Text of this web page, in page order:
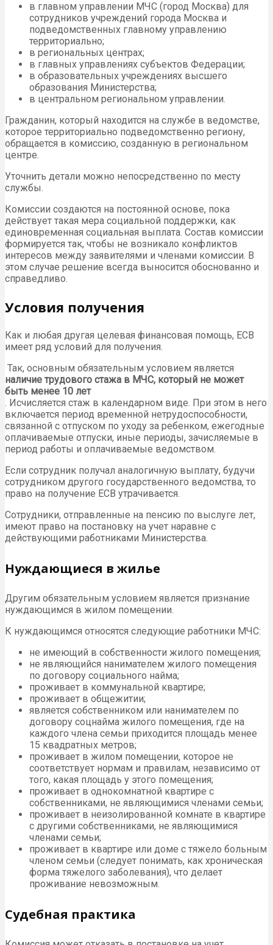
в главном управлении МЧС (город Москва) для
сотрудников учреждений города Москва и
подведомственных главному управлению
территориально;
в региональных центрах;
в главных управлениях субъектов Федерации;
в образовательных учреждениях высшего
образования Министерства;
в центральном региональном управлении.
Гражданин, который находится на службе в ведомстве,
которое территориально подведомственно региону,
обращается в комиссию, созданную в региональном
центре.
Уточнить детали можно непосредственно по месту
службы.
Комиссии создаются на постоянной основе, пока
действует такая мера социальной поддержки, как
единовременная социальная выплата. Состав комиссии
формируется так, чтобы не возникало конфликтов
интересов между заявителями и членами комиссии. В
этом случае решение всегда выносится обоснованно и
справедливо.
Условия получения
Как и любая другая целевая финансовая помощь, ЕСВ
имеет ряд условий для получения.
Так, основным обязательным условием является
наличие трудового стажа в МЧС, который не может
быть менее 10 лет
. Исчисляется стаж в календарном виде. При этом в него
включается период временной нетрудоспособности,
связанной с отпуском по уходу за ребенком, ежегодные
оплачиваемые отпуски, иные периоды, зачисляемые в
период работы и оплачиваемые ведомством.
Если сотрудник получал аналогичную выплату, будучи
сотрудником другого государственного ведомства, то
право на получение ЕСВ утрачивается.
Сотрудники, отправленные на пенсию по выслуге лет,
имеют право на постановку на учет наравне с
действующими работниками Министерства.
Нуждающиеся в жилье
Другим обязательным условием является признание
нуждающимся в жилом помещении.
К нуждающимся относятся следующие работники МЧС:
не имеющий в собственности жилого помещения;
не являющийся нанимателем жилого помещения
по договору социального найма;
проживает в коммунальной квартире;
проживает в общежитии;
является собственником или нанимателем по
договору соцнайма жилого помещения, где на
каждого члена семьи приходится площадь менее
15 квадратных метров;
проживает в жилом помещении, которое не
соответствует нормам и правилам, независимо от
того, какая площадь у этого помещения;
проживает в однокомнатной квартире с
собственниками, не являющимися членами семьи;
проживает в неизолированной комнате в квартире
с другими собственниками, не являющимися
членами семьи;
проживает в квартире или доме с тяжело больным
членом семьи (следует понимать, как хроническая
форма тяжелого заболевания), что делает
проживание невозможным.
Судебная практика